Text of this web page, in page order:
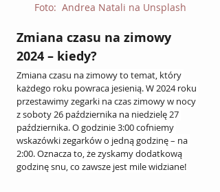
Foto:  Andrea Natali na Unsplash
Zmiana czasu na zimowy
2024 – kiedy?
Zmiana czasu na zimowy to temat, który
każdego roku powraca jesienią. W 2024 roku
przestawimy zegarki na czas zimowy w nocy
z soboty 26 października na niedzielę 27
października. O godzinie 3:00 cofniemy
wskazówki zegarków o jedną godzinę – na
2:00. Oznacza to, że zyskamy dodatkową
godzinę snu, co zawsze jest mile widziane!